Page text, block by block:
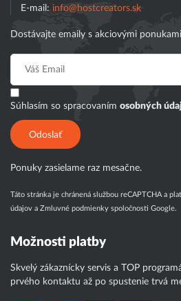
E-mail: info@hostcreators.sk
Dostávajte emaily s akciovými
Súhlasím so spracovaním osobných
Odoslať
Ponuky zasielame raz mesačne.
Táto stránka je chránená službou reCAPTCHA a
údajov a Zmluvné podmienky spoločnosti Google.
Možnosti platby
Skvelý zákaznícky servis a TOP
prvého kontaktu až po spustenie trvá